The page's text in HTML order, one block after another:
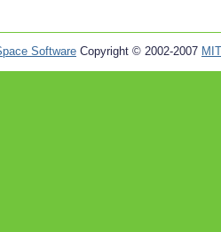
Software Copyright © 2002-2007 MIT